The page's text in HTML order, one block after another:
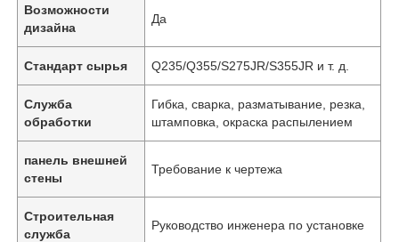
Возможности
дизайна
Да
Стандарт сырья Q235/Q355/S275JR/S355JR и т. д.
Служба
обработки
Гибка, сварка, разматывание, резка,
штамповка, окраска распылением
панель внешней
стены
Требование к чертежа
Строительная
служба
Руководство инженера по установке